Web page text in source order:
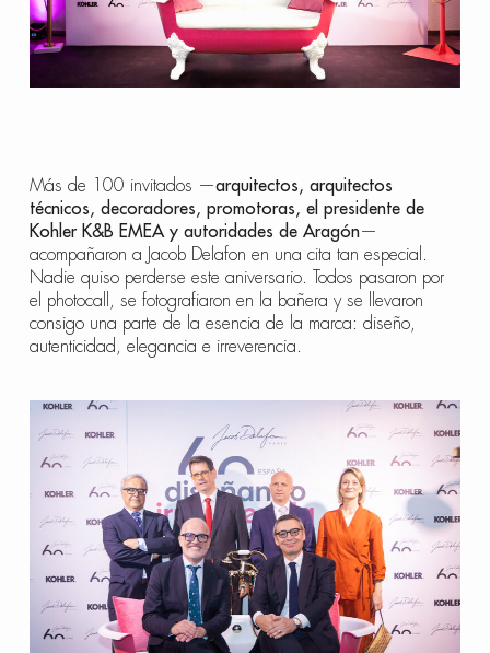
Más de 100 invitados —arquitectos, arquitectos
técnicos, decoradores, promotoras, el presidente de
Kohler K&B EMEA y autoridades de Aragón—
acompañaron a Jacob Delafon en una cita tan especial.
Nadie quiso perderse este aniversario. Todos pasaron por
el photocall, se fotografiaron en la bañera y se llevaron
consigo una parte de la esencia de la marca: diseño,
autenticidad, elegancia e irreverencia.